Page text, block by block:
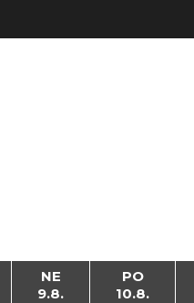
NE
9.8.
PO
10.8.